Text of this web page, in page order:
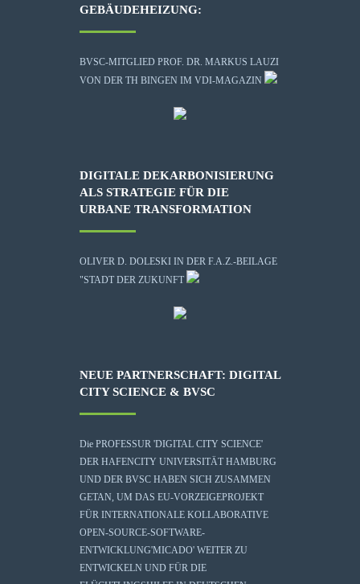
GEBÄUDEHEIZUNG:
BVSC-MITGLIED PROF. DR. MARKUS LAUZI
VON DER TH BINGEN IM VDI-MAGAZIN
DIGITALE DEKARBONISIERUNG
ALS STRATEGIE FÜR DIE
URBANE TRANSFORMATION
OLIVER D. DOLESKI IN DER F.A.Z.-BEILAGE
"STADT DER ZUKUNFT
NEUE PARTNERSCHAFT: DIGITAL
CITY SCIENCE & BVSC
Die PROFESSUR 'DIGITAL CITY SCIENCE'
DER HAFENCITY UNIVERSITÄT HAMBURG
UND DER BVSC HABEN SICH ZUSAMMEN
GETAN, UM DAS EU-VORZEIGEPROJEKT
FÜR INTERNATIONALE KOLLABORATIVE
OPEN-SOURCE-SOFTWARE-
ENTWICKLUNG'MICADO' WEITER ZU
ENTWICKELN UND FÜR DIE